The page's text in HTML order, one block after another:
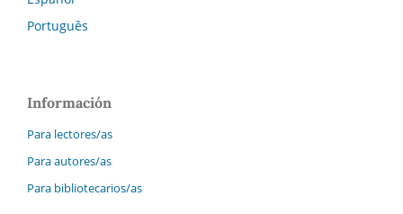
Português
Información
Para lectores/as
Para autores/as
Para bibliotecarios/as